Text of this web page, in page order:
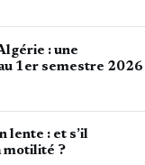
: une
1er semestre 2026
lente : et s’il
motilité ?